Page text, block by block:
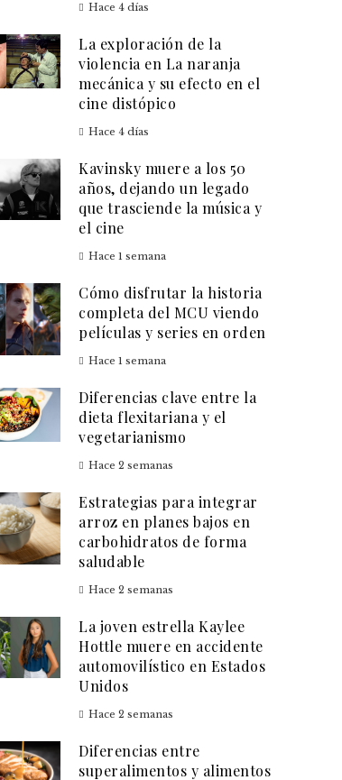
Hace 4 días
La exploración de la
violencia en La naranja
mecánica y su efecto en el
cine distópico
Hace 4 días
Kavinsky muere a los 50
años, dejando un legado
que trasciende la música y
el cine
Hace 1 semana
Cómo disfrutar la historia
completa del MCU viendo
películas y series en orden
Hace 1 semana
Diferencias clave entre la
dieta flexitariana y el
vegetarianismo
Hace 2 semanas
Estrategias para integrar
arroz en planes bajos en
carbohidratos de forma
saludable
Hace 2 semanas
La joven estrella Kaylee
Hottle muere en accidente
automovilístico en Estados
Unidos
Hace 2 semanas
Diferencias entre
superalimentos y alimentos